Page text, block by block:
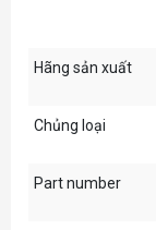
Hãng sản xuất
Chủng loại
Part number